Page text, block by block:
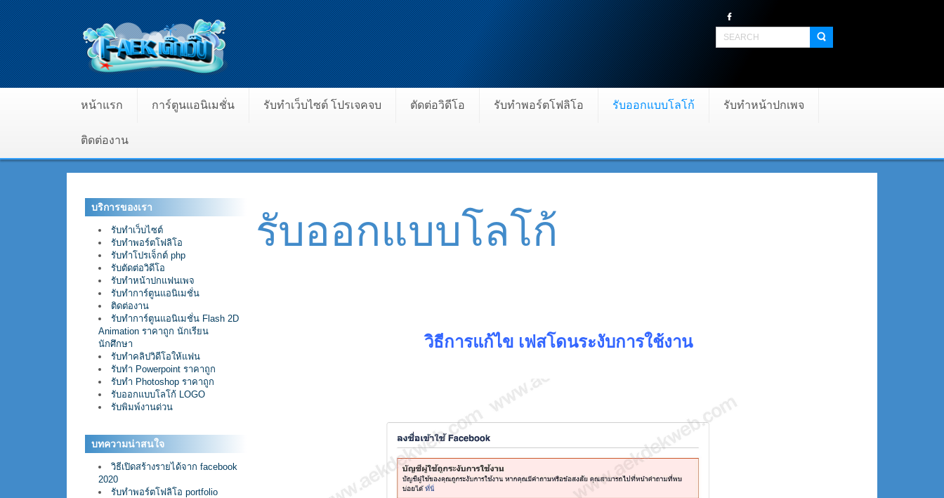
หน้าแรก การ์ตูนแอนิเมชั่น รับทำเว็บไซต์ โปรเจคจบ ตัดต่อวิดีโอ รับทำพอร์ตโฟลิโอ รับออกแบบโลโก้ รับทำหน้าปกเพจ
ติดต่องาน
บริการของเรา
รับทำเว็บไซต์
รับทำพอร์ตโฟลิโอ
รับทำโปรเจ็กต์ php
รับตัดต่อวิดีโอ
รับทำหน้าปกแฟนเพจ
รับทำการ์ตูนแอนิเมชั่น
ติดต่องาน
รับทำการ์ตูนแอนิเมชั่น Flash 2D
Animation ราคาถูก นักเรียน
นักศึกษา
รับทำคลิปวิดีโอให้แฟน
รับทำ Powerpoint ราคาถูก
รับทำ Photoshop ราคาถูก
รับออกแบบโลโก้ LOGO
รับพิมพ์งานด่วน
บทความน่าสนใจ
วิธีเปิดสร้างรายได้จาก facebook
2020
รับทำพอร์ตโฟลิโอ portfolio
รับออกแบบโลโก้
วิธีการแก้ไข เฟสโดนระงับการใช้งาน